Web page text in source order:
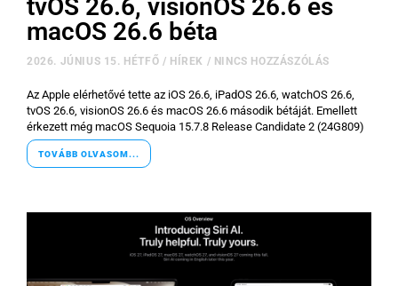
tvOS 26.6, visionOS 26.6 és
macOS 26.6 béta
2026. JÚNIUS 15. HÉTFŐ / HÍREK / NINCS HOZZÁSZÓLÁS
Az Apple elérhetővé tette az iOS 26.6, iPadOS 26.6, watchOS 26.6,
tvOS 26.6, visionOS 26.6 és macOS 26.6 második bétáját. Emellett
érkezett még macOS Sequoia 15.7.8 Release Candidate 2 (24G809)
TOVÁBB OLVASOM...